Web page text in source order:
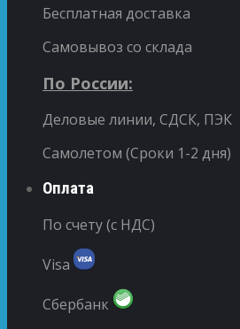
Бесплатная доставка
Самовывоз со склада
По России:
Деловые линии, СДСК, ПЭК
Самолетом (Сроки 1-2 дня)
Оплата
По счету (с НДС)
Visa
Сбербанк